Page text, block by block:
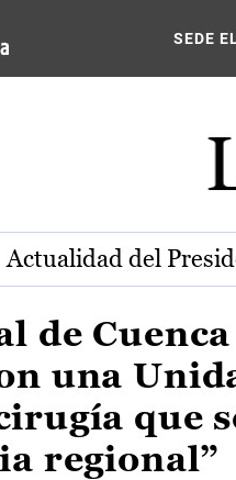
de SEDE
Actualidad del
de Cuenca
una
que
regional”